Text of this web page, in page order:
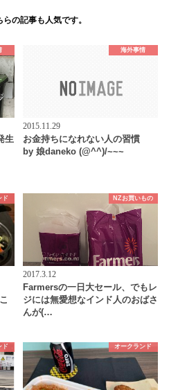
らの記事も人気です。
生
海外事情
2015.11.29
お金持ちになれない人の習慣
by 娘daneko (@^^)/~~~
ド NZお買いもの
2017.3.12
Farmersの一日大セール、でもレ
ジには無愛想なインド人のおばさ
んが(…
ド オークランド